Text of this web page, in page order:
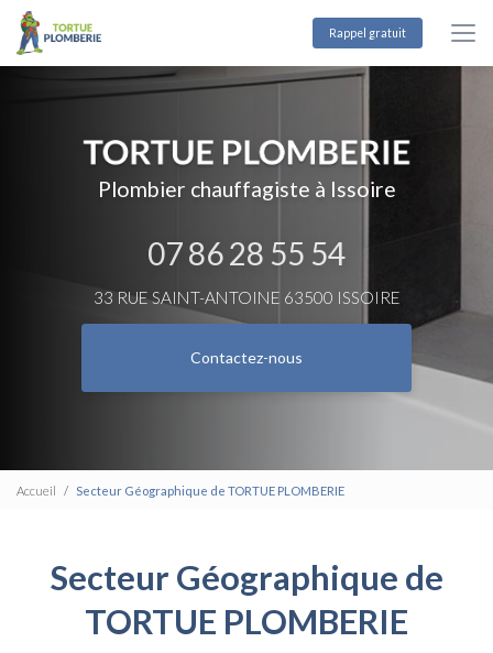
Aller
contenu
Rappel gratuit
Plombier chauffagiste à Issoire
07 86 28 55 54
33 RUE SAINT-ANTOINE 63500 ISSOIRE
Contactez-nous
Accueil Secteur Géographique de TORTUE PLOMBERIE
Secteur Géographique de
TORTUE PLOMBERIE